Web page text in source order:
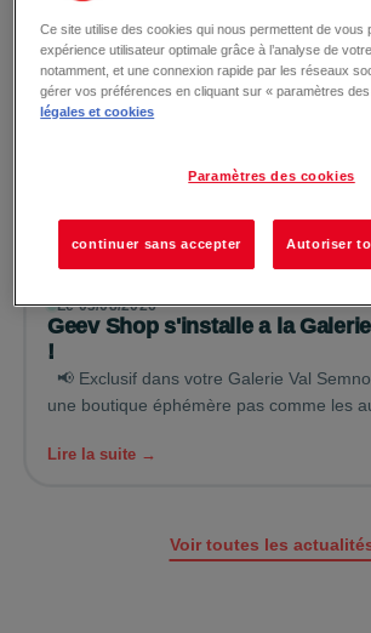
Le 03/08/2026
Geev Shop s'installe a la
!
📢 Exclusif dans votre Galerie Val
une boutique éphémère pas comme les
Lire la suite →
Voir toutes les
Ce site utilise des cookies qui nous permettent de vous
expérience utilisateur optimale grâce à l’analyse de
notamment, et une connexion rapide par les réseaux
gérer vos préférences en cliquant sur « paramètres des
légales et cookies
Paramètres des cookies
continuer sans accepter Autoriser